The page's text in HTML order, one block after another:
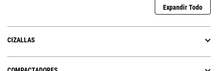
Expandir Todo
CIZALLAS